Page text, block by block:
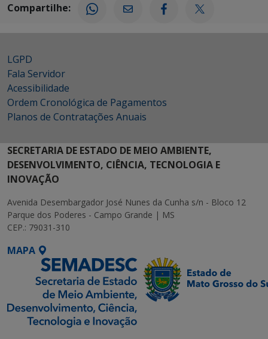
Compartilhe:
LGPD
Fala Servidor
Acessibilidade
Ordem Cronológica de Pagamentos
Planos de Contratações Anuais
SECRETARIA DE ESTADO DE MEIO AMBIENTE,
DESENVOLVIMENTO, CIÊNCIA, TECNOLOGIA E
INOVAÇÃO
Avenida Desembargador José Nunes da Cunha s/n - Bloco 12
Parque dos Poderes - Campo Grande | MS
CEP.: 79031-310
MAPA